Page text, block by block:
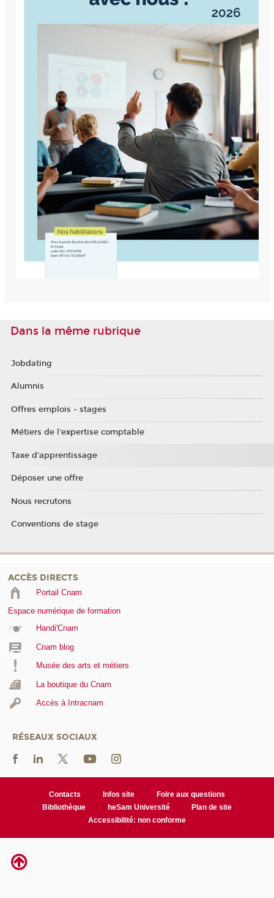
Dans la même rubrique
Jobdating
Alumnis
Offres emplois - stages
Métiers de l'expertise comptable
Taxe d'apprentissage
Déposer une offre
Nous recrutons
Conventions de stage
ACCÈS DIRECTS
Portail Cnam
Espace numérique de formation
Handi'Cnam
Cnam blog
Musée des arts et métiers
La boutique du Cnam
Accès à Intracnam
RÉSEAUX SOCIAUX
Contacts Infos site
Foire aux questions
Bibliothèque
heSam Université
Plan de site
Accessibilité: non conforme